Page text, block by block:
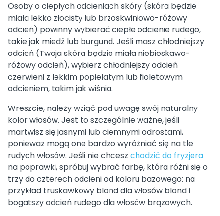
Osoby o ciepłych odcieniach skóry (skóra będzie
miała lekko złocisty lub brzoskwiniowo-różowy
odcień) powinny wybierać ciepłe odcienie rudego,
takie jak miedź lub burgund. Jeśli masz chłodniejszy
odcień (Twoja skóra będzie miała niebieskawo-
różowy odcień), wybierz chłodniejszy odcień
czerwieni z lekkim popielatym lub fioletowym
odcieniem, takim jak wiśnia.
Wreszcie, należy wziąć pod uwagę swój naturalny
kolor włosów. Jest to szczególnie ważne, jeśli
martwisz się jasnymi lub ciemnymi odrostami,
ponieważ mogą one bardzo wyróżniać się na tle
rudych włosów. Jeśli nie chcesz chodzić do fryzjera
na poprawki, spróbuj wybrać farbę, która różni się o
trzy do czterech odcieni od koloru bazowego: na
przykład truskawkowy blond dla włosów blond i
bogatszy odcień rudego dla włosów brązowych.